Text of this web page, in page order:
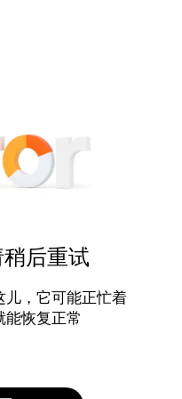
后重试
儿，它可能正忙着
能恢复正常